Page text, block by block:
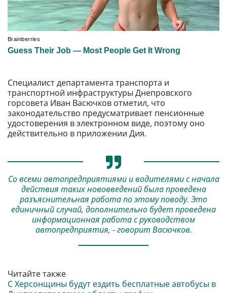
Специалист департамента транспорта и
транспортной инфраструктуры Днепровского
горсовета Иван Васючков отметил, что
законодательство предусматривает пенсионные
удостоверения в электронном виде, поэтому оно
действительно в приложении Дия.
Со всеми автопредприятиями и водителями с начала
действия таких нововведений была проведена
разъяснительная работа по этому поводу. Это
единичный случай, дополнительно будет проведена
информационная работа с руководством
автопредприятия, - говорит Васючков.
Читайте также
С Херсонщины будут ездить бесплатные автобусы в